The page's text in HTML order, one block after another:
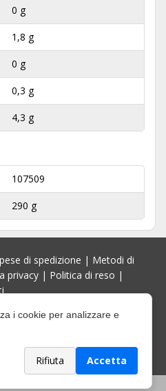
0 g
1,8 g
0 g
0,3 g
4,3 g
107509
290 g
di spedizione | Metodi di
privacy | Politica di reso |
i cookie per analizzare e
Rifiuta Accetta